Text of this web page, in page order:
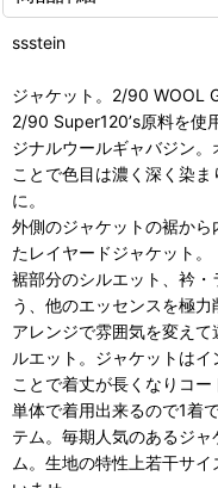
ssstein
ジャケット。2/90 WOOL
2/90 Super120ʼs原料を使
ジナルウールギャバジン
ことで色目は濃く深く染
に。
外側のジャケットの裾か
たレイヤードジャケット。
裾部分のシルエット、衿
う、他のエッセンスを極
アレンジで雰囲気を変え
ルエット。ジャケットは
ことで着丈が長くなりコ
単体で着用出来るので1着
テム。毎期人気のあるジ
ム。生地の特性上若干サ